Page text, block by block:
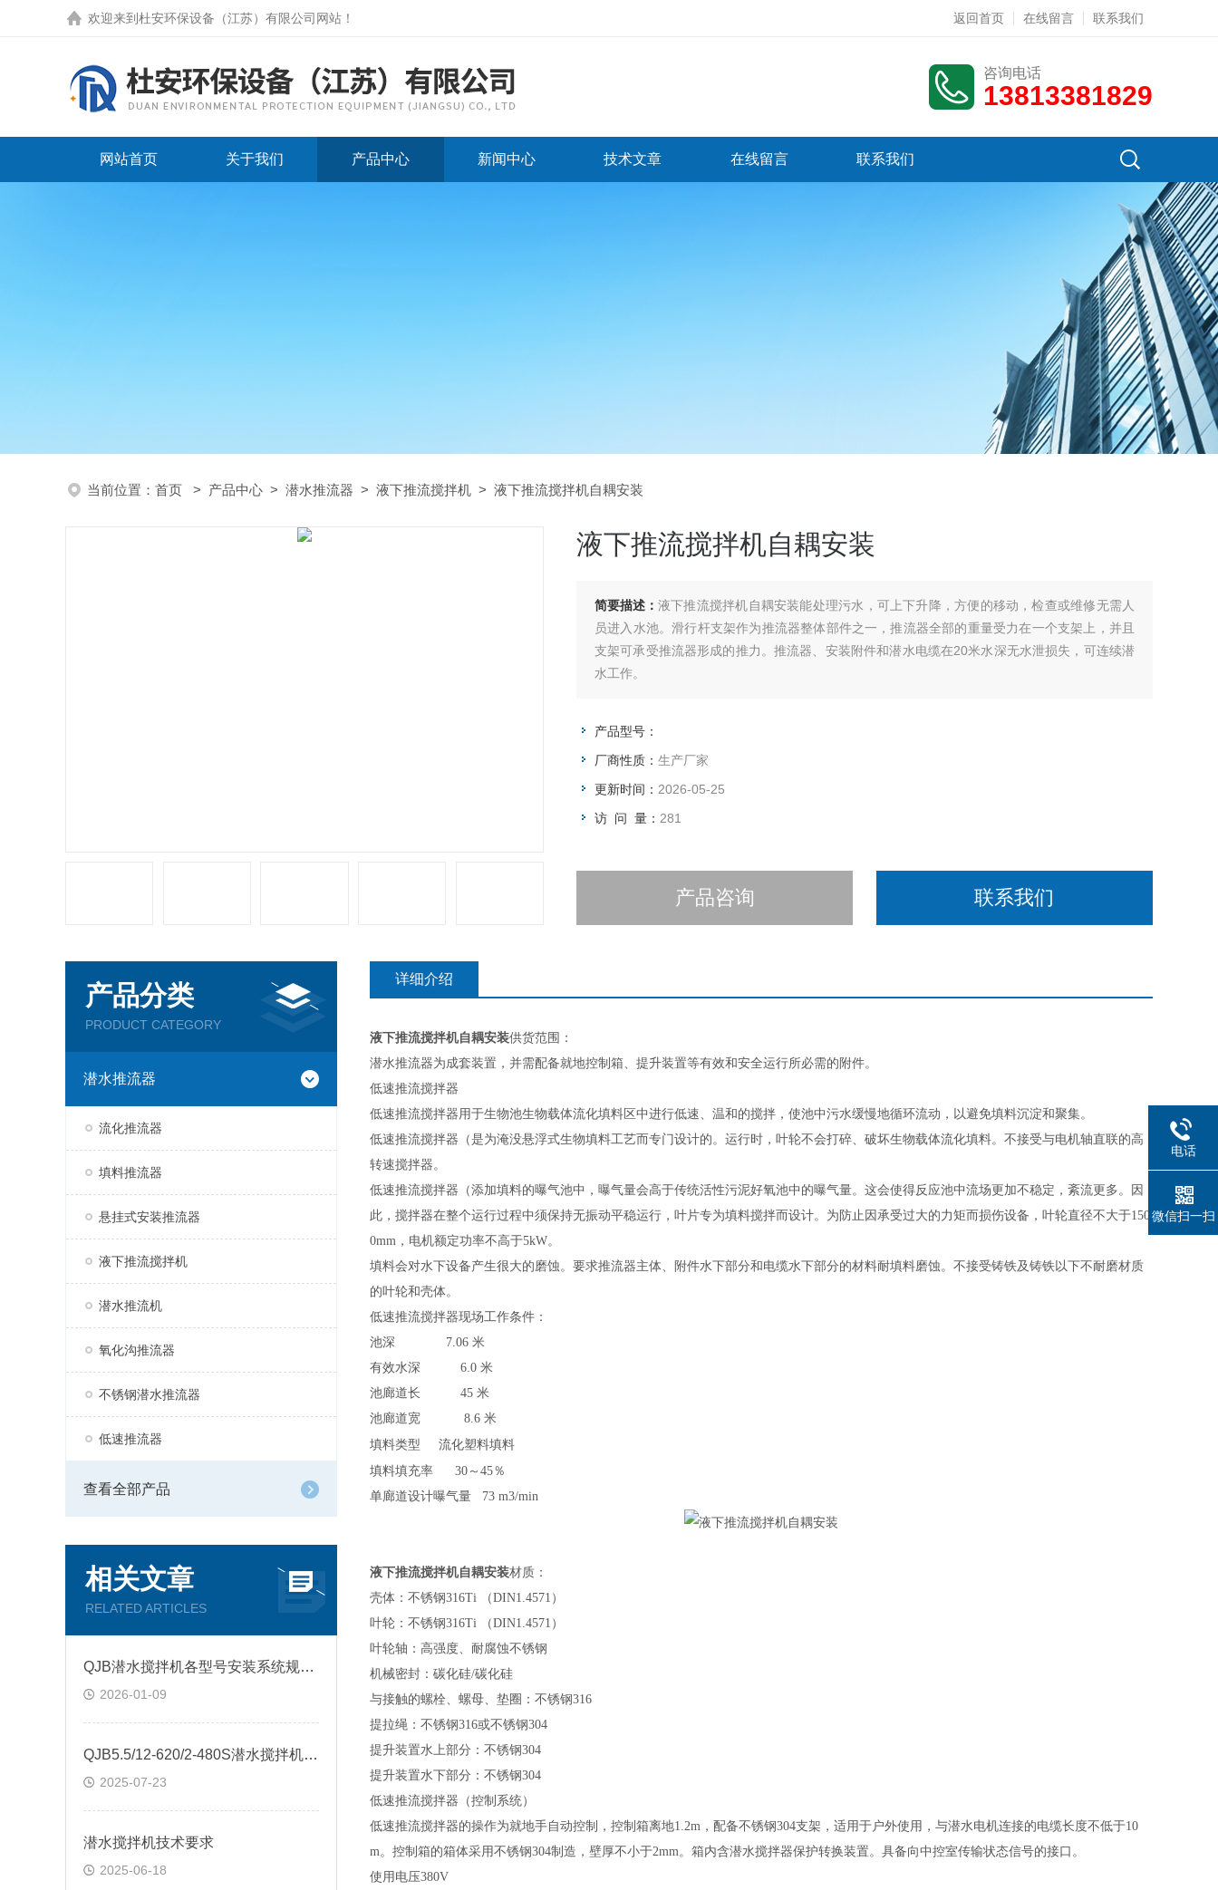
欢迎来到 杜安环保设备（江苏）有限公司网站 ！ 返回首页 在线留言 联系我们
咨询电话
13813381829
网站首页 关于我们 产品中心 新闻中心 技术文章 在线留言 联系我们
当前位置： 首页 > 产品中心 > 潜水推流器 > 液下推流搅拌机 > 液下推流搅拌机自耦安装
液下推流搅拌机自耦安装
简要描述： 液下推流搅拌机自耦安装能处理污水，可上下升降，方便的移动，检查或维修无需人
员进入水池。滑行杆支架作为推流器整体部件之一，推流器全部的重量受力在一个支架上，并且
支架可承受推流器形成的推力。推流器、安装附件和潜水电缆在20米水深无水泄损失，可连续潜
水工作。
产品型号：
厂商性质： 生产厂家
更新时间： 2026-05-25
访 问 量： 281
产品咨询 联系我们
产品分类
PRODUCT CATEGORY
潜水推流器
流化推流器
填料推流器
悬挂式安装推流器
液下推流搅拌机
潜水推流机
氧化沟推流器
不锈钢潜水推流器
低速推流器
查看全部产品
相关文章
RELATED ARTICLES
QJB潜水搅拌机各型号安装系统规格尺寸
2026-01-09
QJB5.5/12-620/2-480S潜水搅拌机起吊式安装
2025-07-23
潜水搅拌机技术要求
2025-06-18
详细介绍
液下推流搅拌机自耦安装供货范围 ：
潜水推流器为成套装置，并需配备就地控制箱、提升装置等有效和安全运行所必需的附件。
低速推流搅拌器
低速推流搅拌器用于生物池生物载体流化填料区中进行低速、温和的搅拌，使池中污水缓慢地循环流动，以避免填料沉淀和聚集。
低速推流搅拌器（是为淹没悬浮式生物填料工艺而专门设计的。运行时，叶轮不会打碎、破坏生物载体流化填料。不接受与电机轴直联的高
转速搅拌器。
低速推流搅拌器（添加填料的曝气池中，曝气量会高于传统活性污泥好氧池中的曝气量。这会使得反应池中流场更加不稳定，紊流更多。因
此，搅拌器在整个运行过程中须保持无振动平稳运行，叶片专为填料搅拌而设计。为防止因承受过大的力矩而损伤设备，叶轮直径不大于150
0mm，电机额定功率不高于5kW。
填料会对水下设备产生很大的磨蚀。要求推流器主体、附件水下部分和电缆水下部分的材料耐填料磨蚀。不接受铸铁及铸铁以下不耐磨材质
的叶轮和壳体。
低速推流搅拌器现场工作条件 ：
池深
7.06 米
有效水深
6.0 米
池廊道长
45 米
池廊道宽
8.6 米
填料类型
流化塑料填料
填料填充率
30～45％
单廊道设计曝气量
73 m3/min
液下推流搅拌机自耦安装材质 ：
壳体：不锈钢316Ti （DIN1.4571）
叶轮：不锈钢316Ti （DIN1.4571）
叶轮轴：高强度、耐腐蚀不锈钢
机械密封：碳化硅/碳化硅
与接触的螺栓、螺母、垫圈：不锈钢316
提拉绳：不锈钢316或不锈钢304
提升装置水上部分：不锈钢304
提升装置水下部分：不锈钢304
低速推流搅拌器（控制系统）
低速推流搅拌器的操作为就地手自动控制，控制箱离地1.2m，配备不锈钢304支架，适用于户外使用，与潜水电机连接的电缆长度不低于10
m。控制箱的箱体采用不锈钢304制造，壁厚不小于2mm。箱内含潜水搅拌器保护转换装置。具备向中控室传输状态信号的接口。
使用电压380V
电话
微信扫一扫